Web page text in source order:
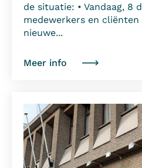
de situatie: • Vandaag, 8
medewerkers en
nieuwe...
Meer info